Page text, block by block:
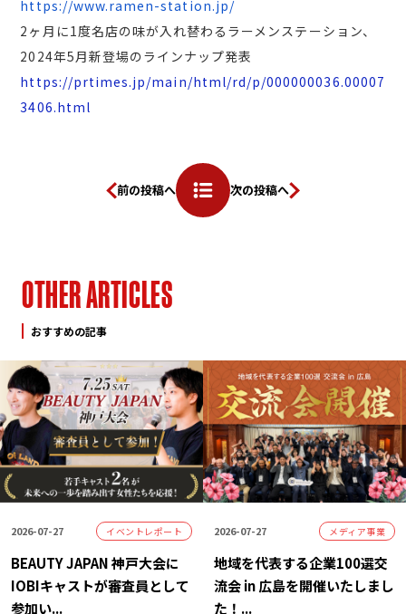
https://www.ramen-station.jp/
2ヶ月に1度名店の味が入れ替わるラーメンステーション、
2024年5月新登場のラインナップ発表
https://prtimes.jp/main/html/rd/p/000000036.00007
3406.html
前の投稿へ 次の投稿へ
OTHERARTICLES
おすすめの記事
2026-07-27 イベントレポート
BEAUTY JAPAN 神戸大会に
IOBIキャストが審査員として
参加い...
2026-07-27 メディア事業
地域を代表する企業100選交
流会 in 広島を開催いたしまし
た！ ...